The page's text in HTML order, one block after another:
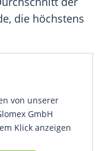
die höchstens
von unserer
GmbH
Klick anzeigen